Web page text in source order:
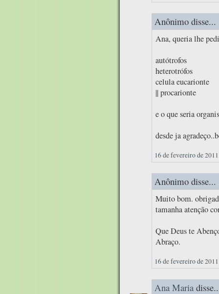
Anônimo disse...
Ana, queria lhe
autótrofos
heterotrófos
celula eucarionte
|| procarionte
e o que seria
desde ja
16 de fevereiro de
Anônimo disse...
Muito bom.
tamanha atenção
Que Deus te
Abraço.
16 de fevereiro de
Ana Maria